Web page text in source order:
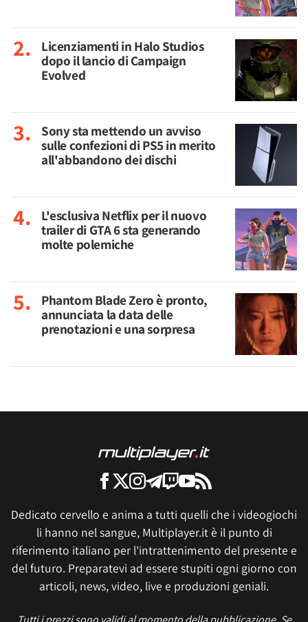
Licenziamenti in Halo Studios
dopo il lancio di Campaign
Evolved
Sony sta mettendo un avviso
sulle confezioni di PS5 in merito
all'abbandono dei dischi
L'esclusiva Netflix per il nuovo
trailer di GTA 6 sta generando
molte polemiche
Phantom Blade Zero è pronto,
annunciata la data delle
prenotazioni e una sorpresa
Dedicato cervello e anima a tutti quelli che i videogiochi
li hanno nel sangue, Multiplayer.it è il punto di
riferimento italiano per l'intrattenimento del presente e
del futuro. Preparatevi ad essere stupiti ogni giorno con
articoli, news, video, live e produzioni geniali.